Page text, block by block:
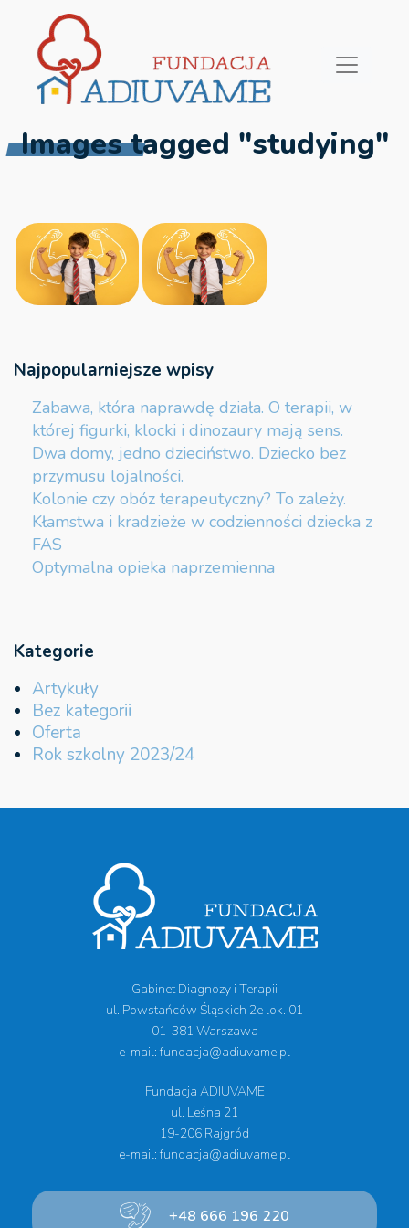
Images tagged "studying"
Najpopularniejsze wpisy
Zabawa, która naprawdę działa. O terapii, w
której figurki, klocki i dinozaury mają sens.
Dwa domy, jedno dzieciństwo. Dziecko bez
przymusu lojalności.
Kolonie czy obóz terapeutyczny? To zależy.
Kłamstwa i kradzieże w codzienności dziecka z
FAS
Optymalna opieka naprzemienna
Kategorie
Artykuły
Bez kategorii
Oferta
Rok szkolny 2023/24
Gabinet Diagnozy i Terapii
ul. Powstańców Śląskich 2e lok. 01
01-381 Warszawa
e-mail: fundacja@adiuvame.pl
Fundacja ADIUVAME
ul. Leśna 21
19-206 Rajgród
e-mail: fundacja@adiuvame.pl
+48 666 196 220